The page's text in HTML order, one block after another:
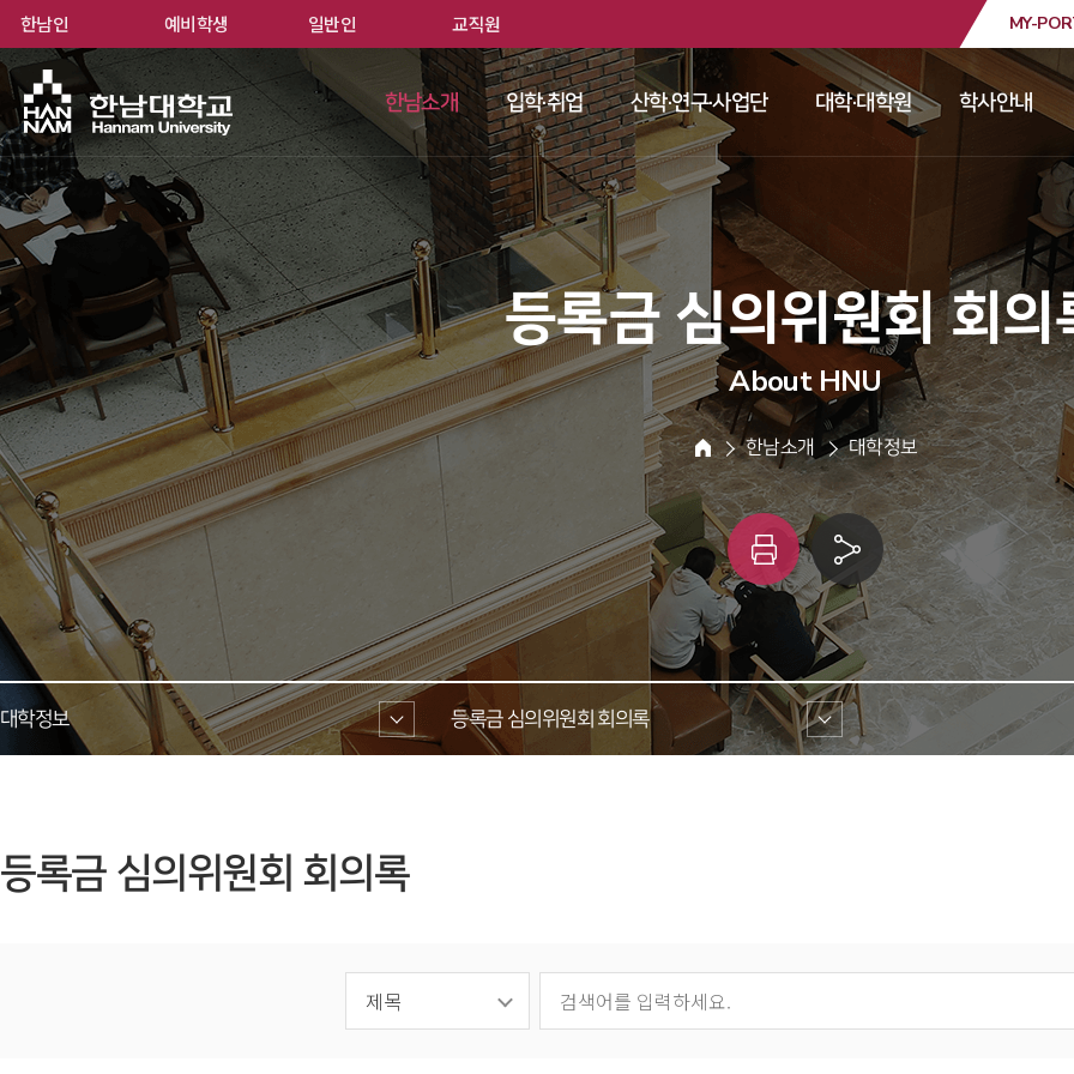
한남대학교
MY-
한남소개 입학·취업 산학·연구·사업단 대학·대학원 학사안내
등록금 심의위원회 회의
About HNU
HOME
한남소개 대학정보
쇄
링
크
공유
대학정보 등록금 심의위원회 회의록
등록금 심의위원회 회의록
한남인 예비학생 일반인 교직원